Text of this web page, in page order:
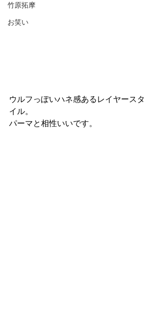
竹原拓摩
お笑い
ウルフっぽいハネ感あるレイヤースタ
イル。
パーマと相性いいです。